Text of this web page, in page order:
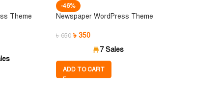
Theme
-46%
Newspaper WordPress Theme
৳650 ৳ 350
7 Sales
ADD TO CART